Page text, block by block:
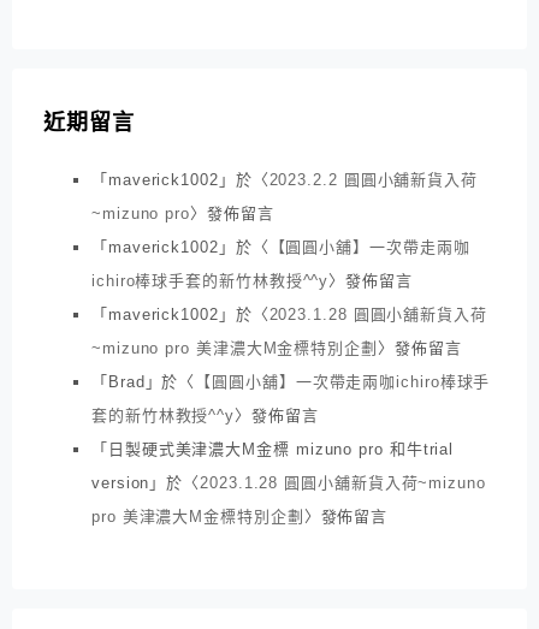
近期留言
「maverick1002 」於〈 2023.2.2 圓圓小舖新貨入荷
~mizuno pro〉發佈留言
「maverick1002 」於〈
【圓圓小舖】一次帶走兩咖
ichiro棒球手套的新竹林教授^^y〉發佈留言
「maverick1002 」於〈 2023.1.28 圓圓小舖新貨入荷
~mizuno pro 美津濃大M金標特別企劃 〉發佈留言
「Brad 」於〈
【圓圓小舖】一次帶走兩咖ichiro棒球手
套的新竹林教授^^y〉發佈留言
「 日製硬式美津濃大M金標 mizuno pro 和牛trial
version 」於〈 2023.1.28 圓圓小舖新貨入荷~mizuno
pro 美津濃大M金標特別企劃 〉發佈留言